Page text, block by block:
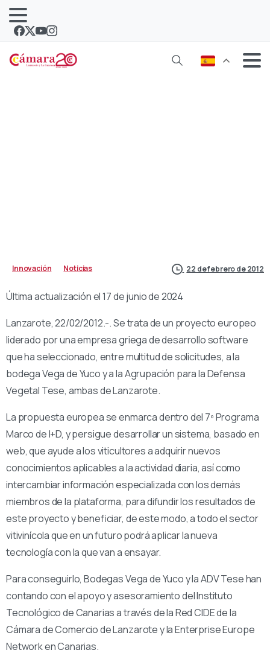
Innovación Noticias 22 de febrero de 2012
Última actualización el 17 de junio de 2024
Lanzarote, 22/02/2012.-. Se trata de un proyecto europeo
liderado por una empresa griega de desarrollo software
que ha seleccionado, entre multitud de solicitudes, a la
bodega Vega de Yuco y a la Agrupación para la Defensa
Vegetal Tese, ambas de Lanzarote.
La propuesta europea se enmarca dentro del 7º Programa
Marco de I+D, y persigue desarrollar un sistema, basado en
web, que ayude a los viticultores a adquirir nuevos
conocimientos aplicables a la actividad diaria, así como
intercambiar información especializada con los demás
miembros de la plataforma, para difundir los resultados de
este proyecto y beneficiar, de este modo, a todo el sector
vitivinícola que en un futuro podrá aplicar la nueva
tecnología con la que van a ensayar.
Para conseguirlo, Bodegas Vega de Yuco y la ADV Tese han
contando con el apoyo y asesoramiento del Instituto
Tecnológico de Canarias a través de la Red CIDE de la
Cámara de Comercio de Lanzarote y la Enterprise Europe
Network en Canarias.